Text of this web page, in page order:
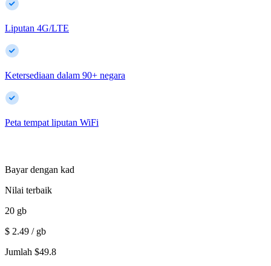
Liputan 4G/LTE
Ketersediaan dalam 90+ negara
Peta tempat liputan WiFi
Bayar dengan kad
Nilai terbaik
20 gb
$ 2.49 / gb
Jumlah $49.8